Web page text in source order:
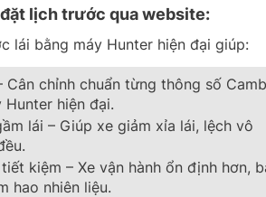
lịch trước qua website:
lái bằng máy Hunter hiện đại giúp:
chỉnh chuẩn từng thông số
Hunter hiện đại.
lái – Giúp xe giảm xỉa lái, lệch vô
kiệm – Xe vận hành ổn định hơn,
hao nhiên liệu.